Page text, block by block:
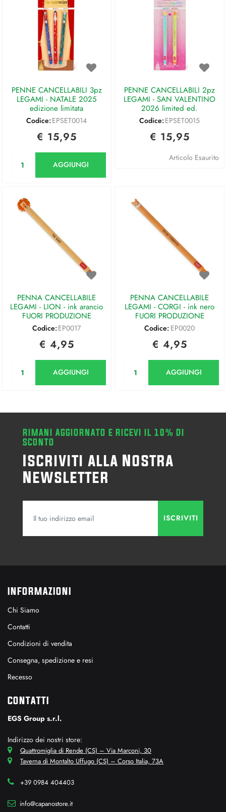
PENNE CANCELLABILI 3pz
LEGAMI - NATALE 2025
edizione limitata
Codice: EPSET0014
€ 15,95
AGGIUNGI
PENNE CANCELLABILI 2pz
LEGAMI - SAN VALENTINO
2026 limited ed.
Codice: EPSET0015
€ 15,95
Articolo Esaurito
PENNA CANCELLABILE
LEGAMI - LION - ink arancio
FUORI PRODUZIONE
Codice: EP0017
€ 4,95
AGGIUNGI
PENNA CANCELLABILE
LEGAMI - CORGI - ink nero
FUORI PRODUZIONE
Codice: EP0020
€ 4,95
AGGIUNGI
RIMANI AGGIORNATO E RICEVI IL 10% DI
SCONTO
Iscriviti alla Nostra
Newsletter
INFORMAZIONI
Chi Siamo
Contatti
Condizioni di vendita
Consegna, spedizione e resi
Recesso
CONTATTI
EGS Group s.r.l.
Indirizzo dei nostri store:
Quattromiglia di Rende (CS) – Via Marconi, 30
Taverna di Montalto Uffugo (CS) – Corso Italia, 73A
+39 0984 404403
info@capanostore.it